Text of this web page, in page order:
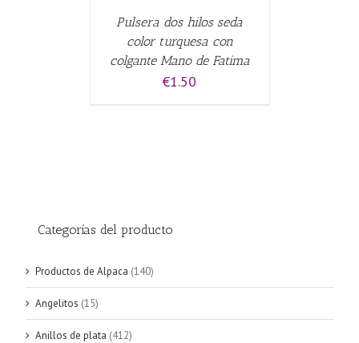
Pulsera dos hilos seda
color turquesa con
colgante Mano de Fatima
€1.50
Categorías del producto
Productos de Alpaca (140)
Angelitos (15)
Anillos de plata (412)